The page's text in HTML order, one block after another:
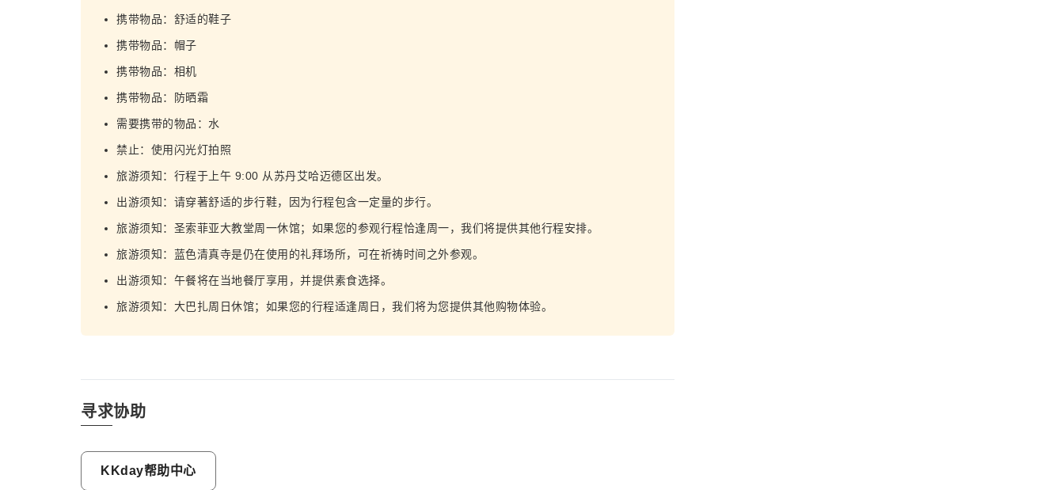
携带物品：舒适的鞋子
携带物品：帽子
携带物品：相机
携带物品：防晒霜
需要携带的物品：水
禁止：使用闪光灯拍照
旅游须知：行程于上午 9:00 从苏丹艾哈迈德区出发。
出游须知：请穿著舒适的步行鞋，因为行程包含一定量的步行。
旅游须知：圣索菲亚大教堂周一休馆；如果您的参观行程恰逢周一，我们将提供其他行程安排。
旅游须知：蓝色清真寺是仍在使用的礼拜场所，可在祈祷时间之外参观。
出游须知：午餐将在当地餐厅享用，并提供素食选择。
旅游须知：大巴扎周日休馆；如果您的行程适逢周日，我们将为您提供其他购物体验。
寻求协助
KKday帮助中心